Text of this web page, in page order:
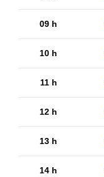
09 h
10 h
11 h
12 h
13 h
14 h